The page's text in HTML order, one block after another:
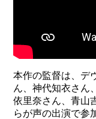
本作の監督は、デ
ん、神代知衣さん
依里奈さん、青山
らが声の出演で参